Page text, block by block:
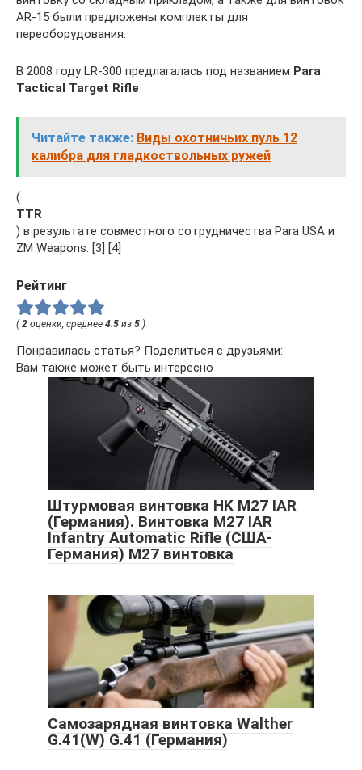
AR-15 были предложены комплекты для
переоборудования.
В 2008 году LR-300 предлагалась под названием Para
Tactical Target Rifle
Читайте также: Виды охотничьих пуль 12
калибра для гладкоствольных ружей
(
TTR
) в результате совместного сотрудничества Para USA и
ZM Weapons. [3] [4]
Рейтинг
( 2 оценки, среднее 4.5 из 5 )
Понравилась статья? Поделиться с друзьями:
Вам также может быть интересно
Штурмовая винтовка HK M27 IAR
(Германия). Винтовка M27 IAR
Infantry Automatic Rifle (США-
Германия) М27 винтовка
Самозарядная винтовка Walther
G.41(W) G.41 (Германия)